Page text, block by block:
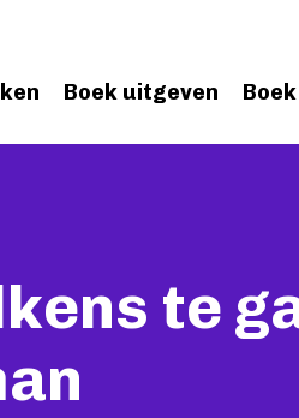
Boek uitgeven
te